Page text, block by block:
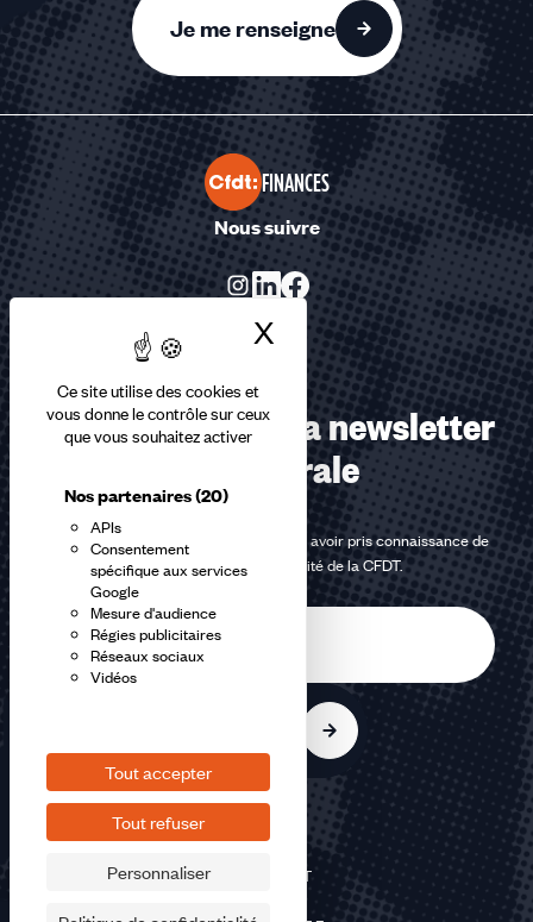
Ce site utilise des cookies et
vous donne le contrôle sur ceux
que vous souhaitez activer
Nos partenaires(20)
APIs
Consentement
spécifique aux services
Google
Mesure d'audience
Régies publicitaires
Réseaux sociaux
Vidéos
Tout accepter
Tout refuser
Personnaliser
X Masquer le
Je me renseigne
FINANCES
Nous suivre
Abonnez-vous à la newsletter
confédérale
En m'inscrivant à la newsletter, j'affirme avoir pris connaissance de
lapolitique de confidentialité de la CFDT.
©2026 CFDT